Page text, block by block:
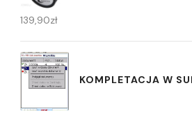
139,90zł
KOMPLETACJA W